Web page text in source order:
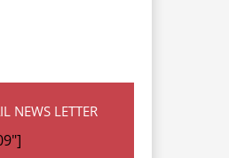
NEWS LETTER